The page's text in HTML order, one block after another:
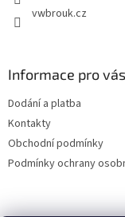
vwbrouk.cz
Informace pro vás
Dodání a platba
Kontakty
Obchodní podmínky
Podmínky ochrany